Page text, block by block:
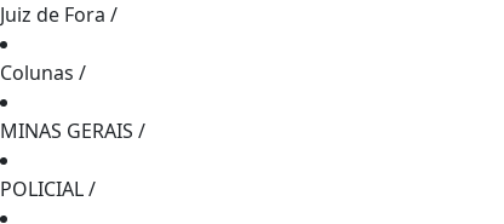
Juiz de Fora /
Colunas /
MINAS GERAIS /
POLICIAL/